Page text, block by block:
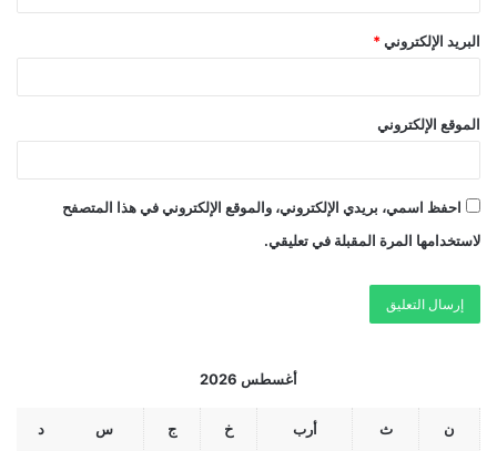
البريد الإلكتروني *
الموقع الإلكتروني
احفظ اسمي، بريدي الإلكتروني، والموقع الإلكتروني في هذا المتصفح
لاستخدامها المرة المقبلة في تعليقي.
أغسطس 2026
ن ث أرب خ ج س د